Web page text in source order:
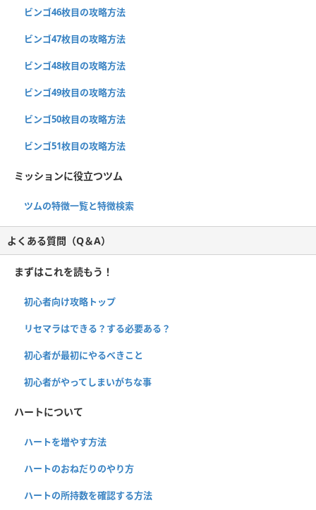
ビンゴ46枚目の攻略方法
ビンゴ47枚目の攻略方法
ビンゴ48枚目の攻略方法
ビンゴ49枚目の攻略方法
ビンゴ50枚目の攻略方法
ビンゴ51枚目の攻略方法
ミッションに役立つツム
ツムの特徴一覧と特徴検索
よくある質問（Q＆A）
まずはこれを読もう！
初心者向け攻略トップ
リセマラはできる？する必要ある？
初心者が最初にやるべきこと
初心者がやってしまいがちな事
ハートについて
ハートを増やす方法
ハートのおねだりのやり方
ハートの所持数を確認する方法